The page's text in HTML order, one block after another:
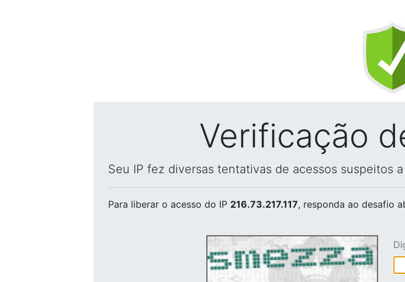
Verificação
Seu IP fez diversas tentativas de acessos suspeitos
Para liberar o acesso do IP 216.73.217.117, responda ao desafio